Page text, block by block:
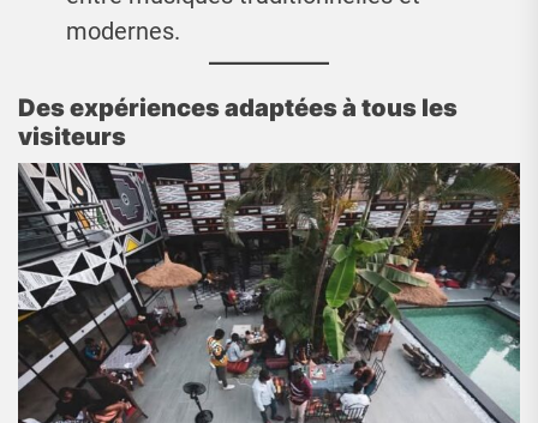
modernes.
Des expériences adaptées à tous les
visiteurs